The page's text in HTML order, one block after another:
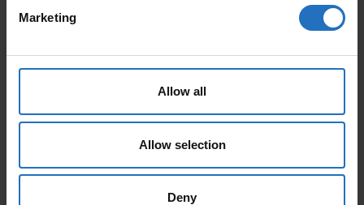
Marketing
Allow all
Allow selection
Deny
Ab 165 €
Inkl. MwSt., Kostenloser Versand.
Ab 199 €